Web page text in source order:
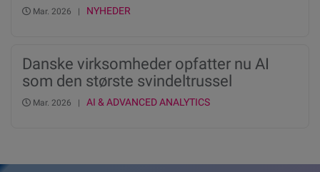
kreditrating og score
Mar. 2026 | NYHEDER
Danske virksomheder opfatter nu AI
som den største svindeltrussel
nogensinde, viser ny undersøgelse fra
Mar. 2026 | AI & ADVANCED ANALYTICS